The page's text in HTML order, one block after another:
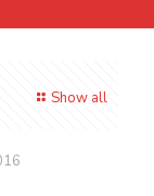
Show all